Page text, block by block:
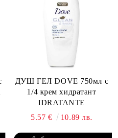
ДУШ ГЕЛ DOVE 750мл с
1/4 крем хидратант
IDRATANTE
5.57 €
10.89 лв.